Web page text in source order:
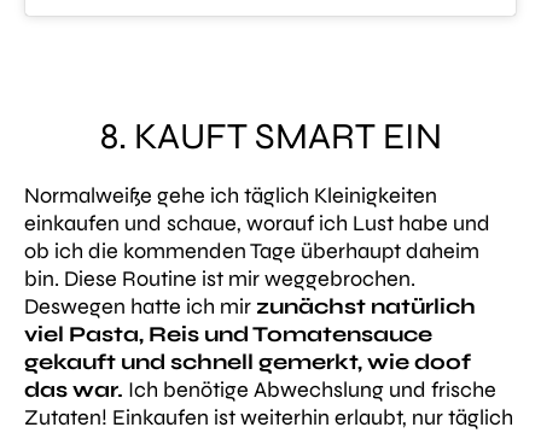
8. KAUFT SMART EIN
Normalweiße gehe ich täglich Kleinigkeiten
einkaufen und schaue, worauf ich Lust habe und
ob ich die kommenden Tage überhaupt daheim
bin. Diese Routine ist mir weggebrochen.
Deswegen hatte ich mir zunächst natürlich
viel Pasta, Reis und Tomatensauce
gekauft und schnell gemerkt, wie doof
das war. Ich benötige Abwechslung und frische
Zutaten! Einkaufen ist weiterhin erlaubt, nur täglich